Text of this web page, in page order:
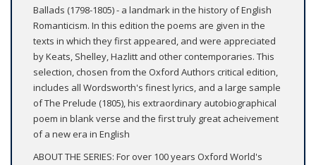
Ballads (1798-1805) - a landmark in the history of English
Romanticism. In this edition the poems are given in the
texts in which they first appeared, and were appreciated
by Keats, Shelley, Hazlitt and other contemporaries. This
selection, chosen from the Oxford Authors critical edition,
includes all Wordsworth's finest lyrics, and a large sample
of The Prelude (1805), his extraordinary autobiographical
poem in blank verse and the first truly great acheivement
of a new era in English
ABOUT THE SERIES: For over 100 years Oxford World's